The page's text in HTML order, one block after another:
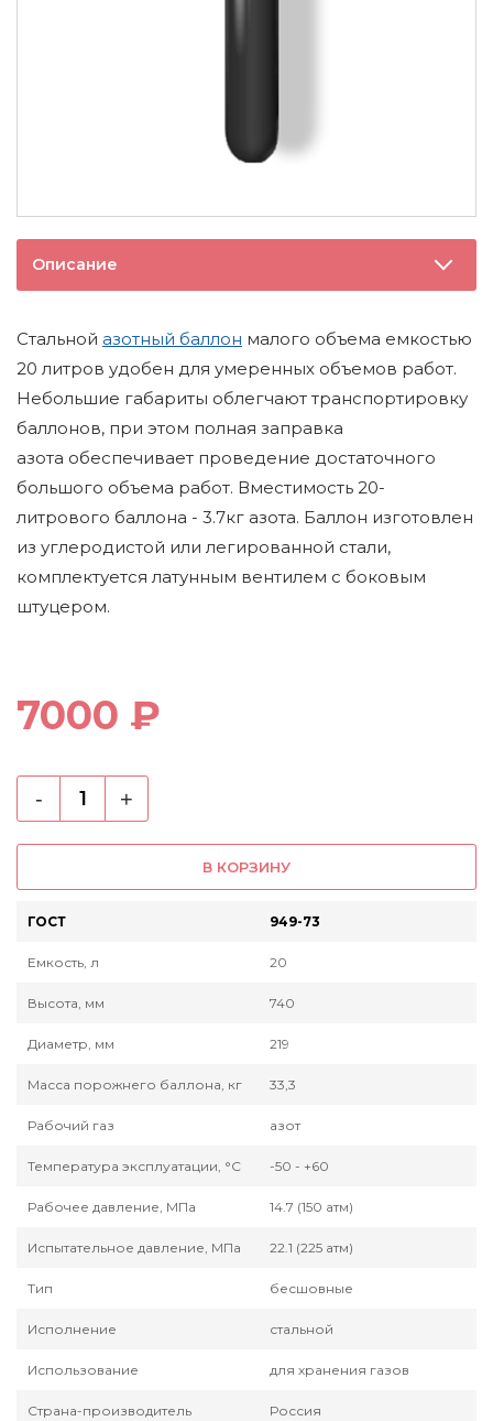
Описание
Стальной азотный баллон малого объема емкостью
20 литров удобен для умеренных объемов работ.
Небольшие габариты облегчают транспортировку
баллонов, при этом полная заправка
азота обеспечивает проведение достаточного
большого объема работ. Вместимость 20-
литрового баллона - 3.7кг азота. Баллон изготовлен
из углеродистой или легированной стали,
комплектуется латунным вентилем с боковым
штуцером.
7000 ₽
- +
В КОРЗИНУ
ГОСТ 949-73
Емкость, л 20
Высота, мм 740
Диаметр, мм 219
Масса порожнего баллона, кг 33,3
Рабочий газ азот
Температура эксплуатации, °С -50 - +60
Рабочее давление, МПа 14.7 (150 атм)
Испытательное давление, МПа 22.1 (225 атм)
Тип бесшовные
Исполнение стальной
Использование для хранения газов
Страна-производитель Россия